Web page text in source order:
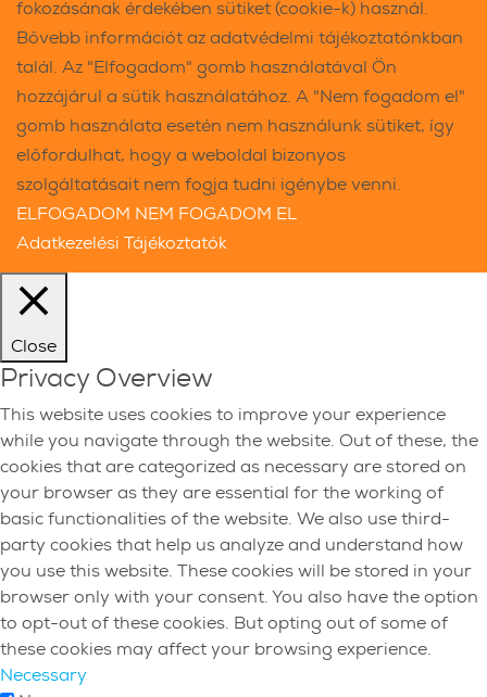
fokozásának érdekében sütiket (cookie-k) használ.
Bővebb információt az adatvédelmi tájékoztatónkban
talál. Az "Elfogadom" gomb használatával Ön
hozzájárul a sütik használatához. A "Nem fogadom el"
gomb használata esetén nem használunk sütiket, így
előfordulhat, hogy a weboldal bizonyos
szolgáltatásait nem fogja tudni igénybe venni.
ELFOGADOM NEM FOGADOM EL
Adatkezelési Tájékoztatók
Close
Privacy Overview
This website uses cookies to improve your experience
while you navigate through the website. Out of these, the
cookies that are categorized as necessary are stored on
your browser as they are essential for the working of
basic functionalities of the website. We also use third-
party cookies that help us analyze and understand how
you use this website. These cookies will be stored in your
browser only with your consent. You also have the option
to opt-out of these cookies. But opting out of some of
these cookies may affect your browsing experience.
Necessary